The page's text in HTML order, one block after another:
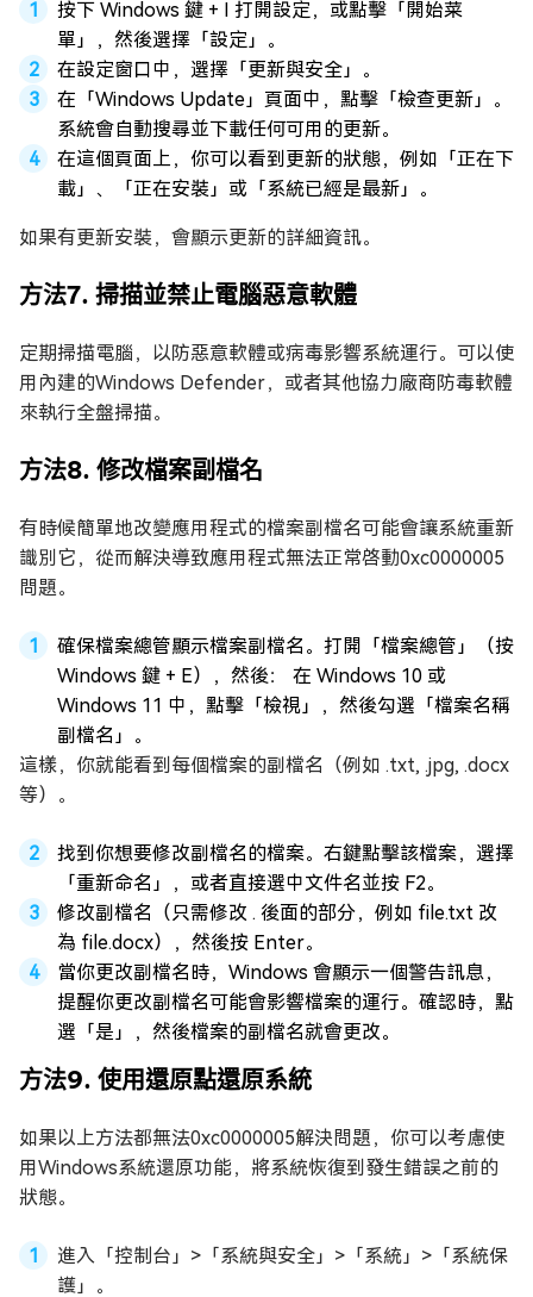
按下 Windows 鍵 + I 打開設定，或點擊「開始菜
單」，然後選擇「設定」。
在設定窗口中，選擇「更新與安全」。
在「Windows Update」頁面中，點擊「檢查更新」。
系統會自動搜尋並下載任何可用的更新。
在這個頁面上，你可以看到更新的狀態，例如「正在下
載」、「正在安裝」或「系統已經是最新」。
如果有更新安裝，會顯示更新的詳細資訊。
方法7. 掃描並禁止電腦惡意軟體
定期掃描電腦，以防惡意軟體或病毒影響系統運行。可以使
用內建的Windows Defender，或者其他協力廠商防毒軟體
來執行全盤掃描。
方法8. 修改檔案副檔名
有時候簡單地改變應用程式的檔案副檔名可能會讓系統重新
識別它，從而解決導致應用程式無法正常啓動0xc0000005
問題。
確保檔案總管顯示檔案副檔名。打開「檔案總管」（按
Windows 鍵 + E），然後： 在 Windows 10 或
Windows 11 中，點擊「檢視」，然後勾選「檔案名稱
副檔名」。
這樣，你就能看到每個檔案的副檔名（例如 .txt, .jpg, .docx
等）。
找到你想要修改副檔名的檔案。右鍵點擊該檔案，選擇
「重新命名」，或者直接選中文件名並按 F2。
修改副檔名（只需修改 . 後面的部分，例如 file.txt 改
為 file.docx），然後按 Enter。
當你更改副檔名時，Windows 會顯示一個警告訊息，
提醒你更改副檔名可能會影響檔案的運行。確認時，點
選「是」，然後檔案的副檔名就會更改。
方法9. 使用還原點還原系統
如果以上方法都無法0xc0000005解決問題，你可以考慮使
用Windows系統還原功能，將系統恢復到發生錯誤之前的
狀態。
進入「控制台」>「系統與安全」>「系統」>「系統保
護」。